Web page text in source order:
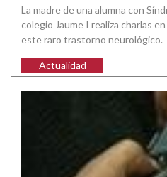
La madre de una alumna con
colegio Jaume I realiza charlas
este raro trastorno neurológico.
Actualidad